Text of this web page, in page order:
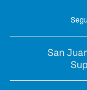
San